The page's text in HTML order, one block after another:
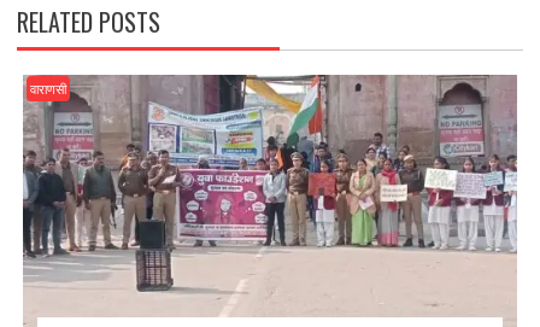
RELATED POSTS
वाराणसी